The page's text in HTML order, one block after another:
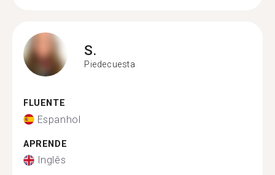
S.
Piedecuesta
FLUENTE
Espanhol
APRENDE
Inglês